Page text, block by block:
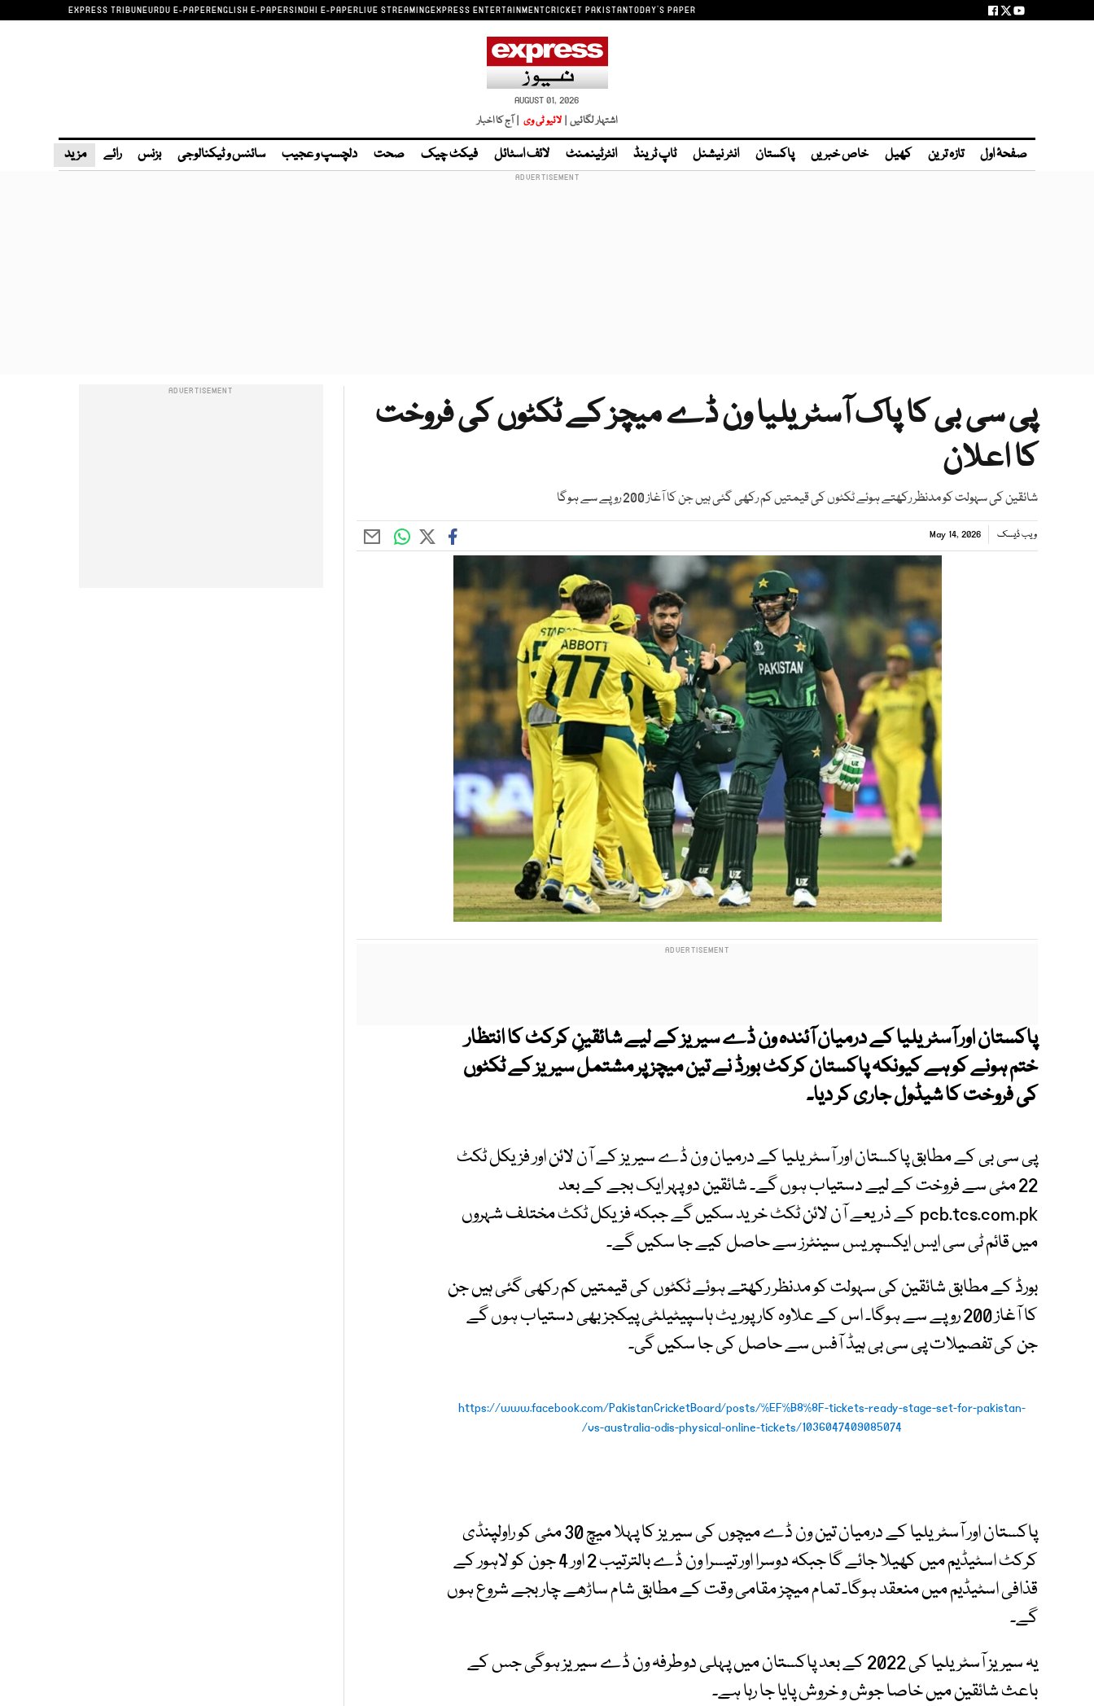
EXPRESS TRIBUNEURDU E-PAPERENGLISH E-PAPERSINDHI E-PAPERLIVE STREAMINGEXPRESS ENTERTAINMENTCRICKET PAKISTANTODAY'S PAPER
AUGUST 01, 2026
اشتہار لگائیں | لائیو ٹی وی | آج کا اخبار
صفحۂ اول تازہ ترین کھیل خاص خبریں پاکستان انٹر نیشنل ٹاپ ٹرینڈ انٹرٹینمنٹ لائف اسٹائل فیکٹ چیک صحت دلچسپ و عجیب سائنس و ٹیکنالوجی بزنس رائے مزید
پی سی بی کا پاک آسٹریلیا ون ڈے میچز کے ٹکٹوں کی فروخت
کا اعلان
شائقین کی سہولت کو مدنظر رکھتے ہوئے ٹکٹوں کی قیمتیں کم رکھی گئی ہیں جن کا آغاز 200 روپے سے ہوگا
ویب ڈیسک May 14, 2026
پاکستان اور آسٹریلیا کے درمیان آئندہ ون ڈے سیریز کے لیے شائقینِ کرکٹ کا انتظار
ختم ہونے کو ہے کیونکہ پاکستان کرکٹ بورڈ نے تین میچز پر مشتمل سیریز کے ٹکٹوں
کی فروخت کا شیڈول جاری کر دیا۔
پی سی بی کے مطابق پاکستان اور آسٹریلیا کے درمیان ون ڈے سیریز کے آن لائن اور فزیکل ٹکٹ
22 مئی سے فروخت کے لیے دستیاب ہوں گے۔ شائقین دوپہر ایک بجے کے بعد
pcb.tcs.com.pk کے ذریعے آن لائن ٹکٹ خرید سکیں گے جبکہ فزیکل ٹکٹ مختلف شہروں
میں قائم ٹی سی ایس ایکسپریس سینٹرز سے حاصل کیے جا سکیں گے۔
بورڈ کے مطابق شائقین کی سہولت کو مدنظر رکھتے ہوئے ٹکٹوں کی قیمتیں کم رکھی گئی ہیں جن
کا آغاز 200 روپے سے ہوگا۔ اس کے علاوہ کارپوریٹ ہاسپیٹیلٹی پیکجز بھی دستیاب ہوں گے
جن کی تفصیلات پی سی بی ہیڈ آفس سے حاصل کی جا سکیں گی۔
https://www.facebook.com/PakistanCricketBoard/posts/%EF%B8%8F-tickets-ready-stage-set-for-pakistan-
vs-australia-odis-physical-online-tickets/1036047409085074/
پاکستان اور آسٹریلیا کے درمیان تین ون ڈے میچوں کی سیریز کا پہلا میچ 30 مئی کو راولپنڈی
کرکٹ اسٹیڈیم میں کھیلا جائے گا جبکہ دوسرا اور تیسرا ون ڈے بالترتیب 2 اور 4 جون کو لاہور کے
قذافی اسٹیڈیم میں منعقد ہوگا۔ تمام میچز مقامی وقت کے مطابق شام ساڑھے چار بجے شروع ہوں
گے۔
یہ سیریز آسٹریلیا کی 2022 کے بعد پاکستان میں پہلی دوطرفہ ون ڈے سیریز ہوگی جس کے
باعث شائقین میں خاصا جوش و خروش پایا جا رہا ہے۔